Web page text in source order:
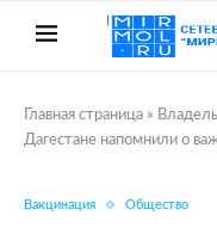
Главная страница »
Дагестане напомнили о
Вакцинация Общество